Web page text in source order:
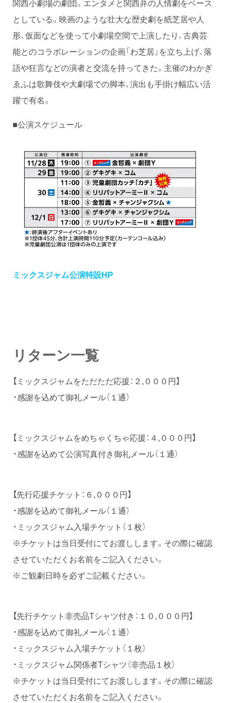
関西小劇場の劇団。エンタメと関西弁の人情劇をベース
としている。映画のような壮大な歴史劇を紙芝居や人
形、仮面などを使って小劇場空間で上演したり、古典芸
能とのコラボレーションの企画「わ芝居」を立ち上げ、落
語や狂言などの演者と交流を持ってきた。主催のわかぎ
ゑふは歌舞伎や大劇場での脚本、演出も手掛け幅広い活
躍で有名。
■公演スケジュール
ミックスジャム公演特設HP
リターン一覧
【ミックスジャムをただただ応援：２,０００円】
・感謝を込めて御礼メール（１通）
【ミックスジャムをめちゃくちゃ応援：４,０００円】
・感謝を込めて公演写真付き御礼メール（１通）
【先行応援チケット：６,０００円】
・感謝を込めて御礼メール（１通）
・ミックスジャム入場チケット（１枚）
※チケットは当日受付にてお渡しします。その際に確認
させていただくお名前をご記入ください。
※ご観劇日時を必ずご記載ください。
【先行チケット非売品Tシャツ付き：１０,０００円】
・感謝を込めて御礼メール（１通）
・ミックスジャム入場チケット（１枚）
・ミックスジャム関係者Tシャツ（非売品１枚）
※チケットは当日受付にてお渡しします。その際に確認
させていただくお名前をご記入ください。